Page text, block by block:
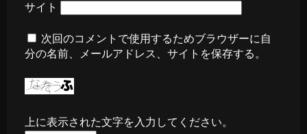
サイト
次回のコメントで使用するためブラウザーに自
分の名前、メールアドレス、サイトを保存する。
上に表示された文字を入力してください。